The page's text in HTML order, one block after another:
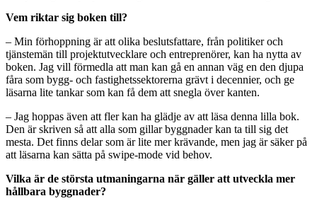
Vem riktar sig boken till?
– Min förhoppning är att olika beslutsfattare, från politiker och
tjänstemän till projektutvecklare och entreprenörer, kan ha nytta av
boken. Jag vill förmedla att man kan gå en annan väg en den djupa
fåra som bygg- och fastighetssektorerna grävt i decennier, och ge
läsarna lite tankar som kan få dem att snegla över kanten.
– Jag hoppas även att fler kan ha glädje av att läsa denna lilla bok.
Den är skriven så att alla som gillar byggnader kan ta till sig det
mesta. Det finns delar som är lite mer krävande, men jag är säker på
att läsarna kan sätta på swipe-mode vid behov.
Vilka är de största utmaningarna när gäller att utveckla mer
hållbara byggnader?